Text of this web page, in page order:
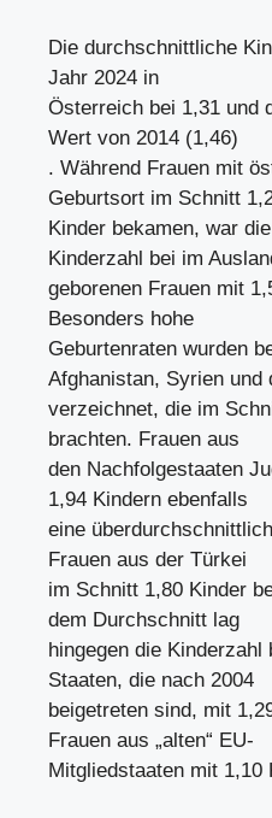
Die durchschnittliche
Jahr 2024 in
Österreich bei 1,31 und
Wert von 2014 (1,46)
. Während Frauen mit
Geburtsort im Schnitt
Kinder bekamen, war
Kinderzahl bei im
geborenen Frauen mit
Besonders hohe
Geburtenraten wurden
Afghanistan, Syrien und
verzeichnet, die im
brachten. Frauen aus
den Nachfolgestaaten
1,94 Kindern ebenfalls
eine
Frauen aus der Türkei
im Schnitt 1,80 Kinder
dem Durchschnitt lag
hingegen die Kinderzahl
Staaten, die nach 2004
beigetreten sind, mit
Frauen aus „alten“ EU-
Mitgliedstaaten mit 1,10